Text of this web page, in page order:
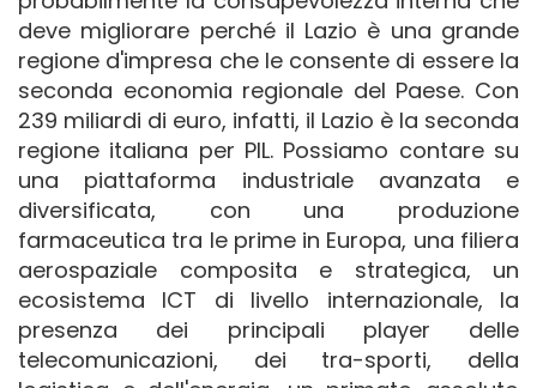
deve migliorare perché il Lazio è una grande
regione d'impresa che le consente di essere la
seconda economia regionale del Paese. Con
239 miliardi di euro, infatti, il Lazio è la seconda
regione italiana per PIL. Possiamo contare su
una piattaforma industriale avanzata e
diversificata, con una produzione
farmaceutica tra le prime in Europa, una filiera
aerospaziale composita e strategica, un
ecosistema ICT di livello internazionale, la
presenza dei principali player delle
telecomunicazioni, dei tra-sporti, della